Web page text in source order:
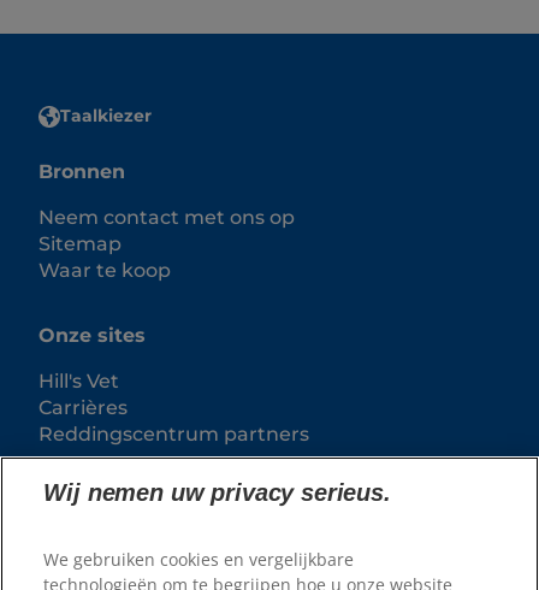
Taalkiezer
Bronnen
Neem contact met ons op
Sitemap
Waar te koop
Onze sites
Hill's Vet
Carrières
Reddingscentrum partners
Wij nemen uw privacy serieus.
We gebruiken cookies en vergelijkbare
technologieën om te begrijpen hoe u onze website